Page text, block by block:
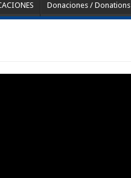
Donaciones / Donations